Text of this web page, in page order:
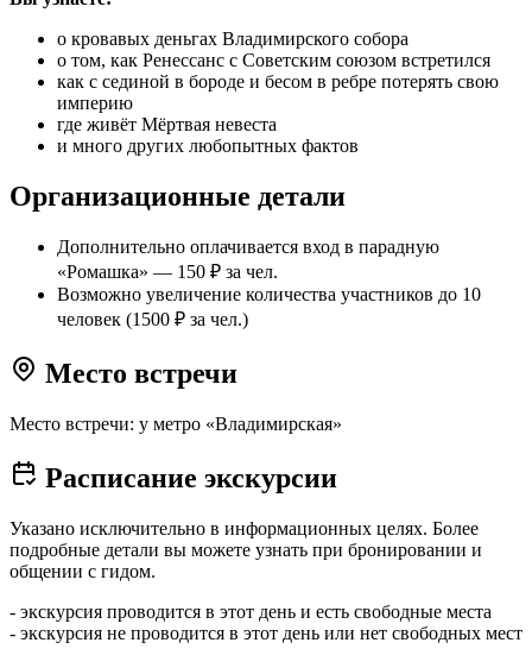
о кровавых деньгах Владимирского собора
о том, как Ренессанс с Советским союзом встретился
как с сединой в бороде и бесом в ребре потерять свою
империю
где живёт Мёртвая невеста
и много других любопытных фактов
Организационные детали
Дополнительно оплачивается вход в парадную
«Ромашка» — 150 ₽ за чел.
Возможно увеличение количества участников до 10
человек (1500 ₽ за чел.)
Место встречи
Место встречи: у метро «Владимирская»
Расписание экскурсии
Указано исключительно в информационных целях. Более
подробные детали вы можете узнать при бронировании и
общении с гидом.
- экскурсия проводится в этот день и есть свободные места
- экскурсия не проводится в этот день или нет свободных мест